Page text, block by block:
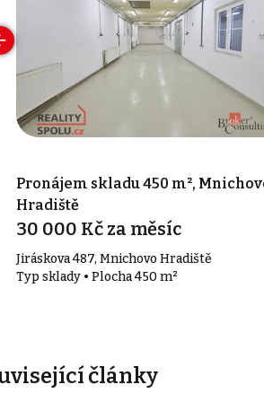
Pronájem skladu 450 m²,
Hradiště
30 000 Kč za měsíc
Jiráskova 487, Mnichovo Hradiště
Typ sklady • Plocha 450 m²
články